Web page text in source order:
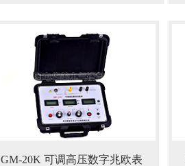
GM-20K 可调高压数字兆欧表